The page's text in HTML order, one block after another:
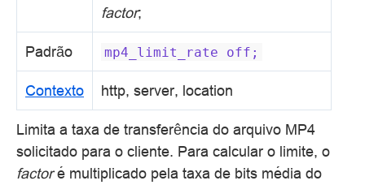
factor;
Padrão mp4_limit_rate off;
Contexto http, server, location
Limita a taxa de transferência do arquivo MP4
solicitado para o cliente. Para calcular o limite, o
factoré multiplicado pela taxa de bits média do